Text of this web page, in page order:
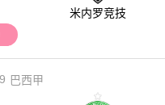
米内罗竞技
巴西甲